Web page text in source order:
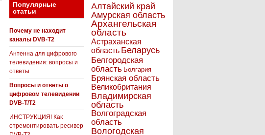
Популярные
статьи
Почему не находит
каналы DVB-T2
Антенна для цифрового
телевидения: вопросы и
ответы
Вопросы и ответы о
цифровом телевидении
DVB-T/T2
ИНСТРУКЦИЯ! Как
отремонтировать ресивер
Алтайский край
Амурская область
Архангельская
область
Астраханская
область Беларусь
Белгородская
область Болгария
Брянская область
Великобритания
Владимирская
область
Волгоградская
область
Вологодская